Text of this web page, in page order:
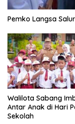
Pemko Langsa
Walilota Sabang
Antar Anak di Hari
Sekolah